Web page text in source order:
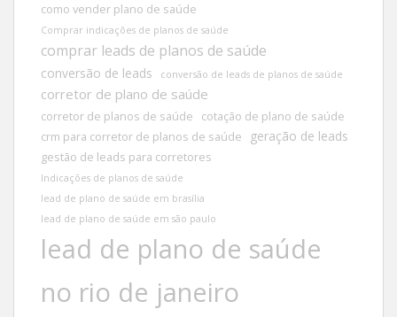
como vender plano de saúde
Comprar indicações de planos de saúde
comprar leads de planos de saúde
conversão de leads conversão de leads de planos de saúde
corretor de plano de saúde
corretor de planos de saúde
cotação de plano de saúde
crm para corretor de planos de saúde
geração de leads
gestão de leads para corretores
Indicações de planos de saúde
lead de plano de saúde em brasília
lead de plano de saúde em são paulo
lead de plano de saúde
no rio de janeiro